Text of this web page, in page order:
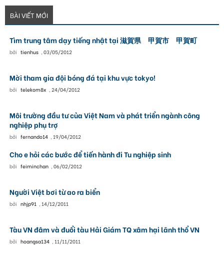
BÀI VIẾT MỚI
Tìm trung tâm dạy tiếng nhật tại 滋賀県 甲賀市 甲賀町
bởi tienhus , 03/05/2012
Mời tham gia đội bóng đá tại khu vực tokyo!
bởi telekom8x , 24/04/2012
Môi trường đầu tư của Việt Nam và phát triển ngành công
nghiệp phụ trợ
bởi fernando14 , 19/04/2012
Cho e hỏi các bước để tiến hành đi Tu nghiệp sinh
bởi feiminchan , 06/02/2012
Người Việt bơi từ ao ra biển
bởi nhjp91 , 14/12/2011
Tàu VN đâm và đuổi tàu Hải Giám TQ xâm hại lãnh thổ VN
bởi hoangsa134 , 11/11/2011